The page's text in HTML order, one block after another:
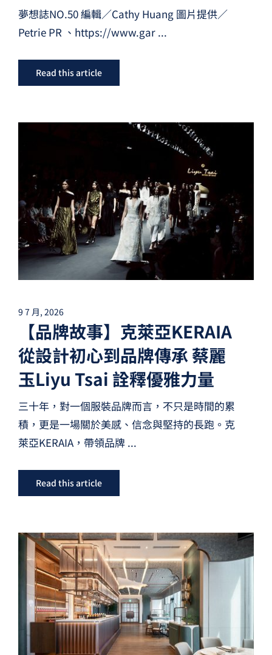
夢想誌NO.50 編輯／Cathy Huang 圖片提供／
Petrie PR 、https://www.gar ...
Read this article
9 7 月, 2026
【品牌故事】克萊亞KERAIA
從設計初心到品牌傳承 蔡麗
玉Liyu Tsai 詮釋優雅力量
三十年，對一個服裝品牌而言，不只是時間的累
積，更是一場關於美感、信念與堅持的長跑。克
萊亞KERAIA，帶領品牌 ...
Read this article